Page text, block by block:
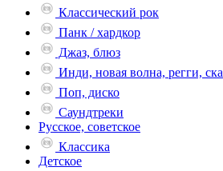
Классический рок
Панк / хардкор
Джаз, блюз
Инди, новая волна, регги, ска
Поп, диско
Саундтреки
Русское, советское
Классика
Детское